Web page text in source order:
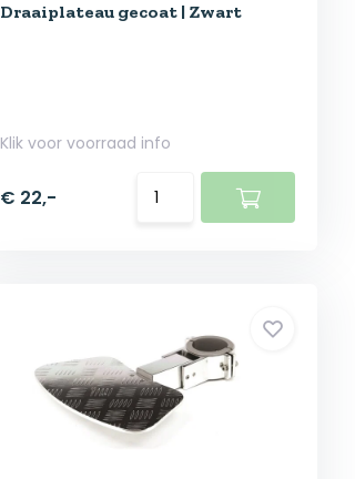
Draaiplateau gecoat | Zwart
Klik voor voorraad info
€ 22,-